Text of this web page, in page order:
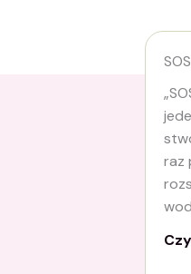
raz